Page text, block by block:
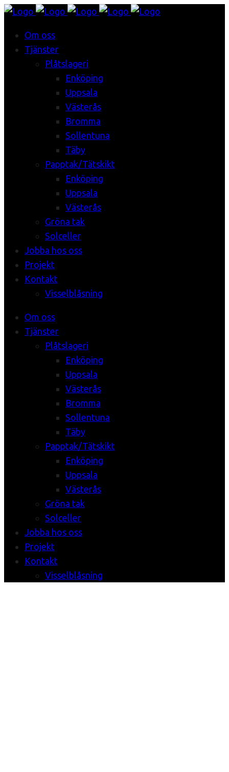
Om oss
Tjänster
Plåtslageri
Enköping
Uppsala
Västerås
Bromma
Sollentuna
Täby
Papptak/Tätskikt
Enköping
Uppsala
Västerås
Gröna tak
Solceller
Jobba hos oss
Projekt
Kontakt
Visselblåsning
Om oss
Tjänster
Plåtslageri
Enköping
Uppsala
Västerås
Bromma
Sollentuna
Täby
Papptak/Tätskikt
Enköping
Uppsala
Västerås
Gröna tak
Solceller
Jobba hos oss
Projekt
Kontakt
Visselblåsning